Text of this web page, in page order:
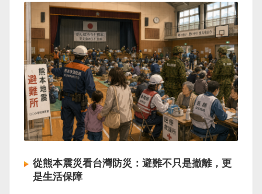
從熊本震災看台灣防災：避難不只是撤離，更
是生活保障